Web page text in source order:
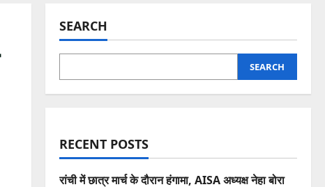
SEARCH
SEARCH
RECENT POSTS
रांची में छात्र मार्च के दौरान हंगामा, AISA अध्यक्ष नेहा बोरा